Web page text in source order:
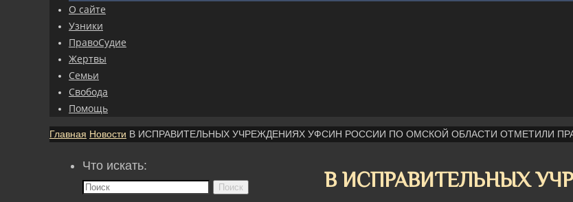
О сайте
Узники
ПравоСудие
Жертвы
Семьи
Свобода
Помощь
Главная Новости В ИСПРАВИТЕЛЬНЫХ УЧРЕЖДЕНИЯХ УФСИН РОССИИ ПО ОМСКОЙ ОБЛАСТИ ОТМЕТИЛИ
В ИСПРАВИТЕЛЬНЫХ
Что искать:
Поиск